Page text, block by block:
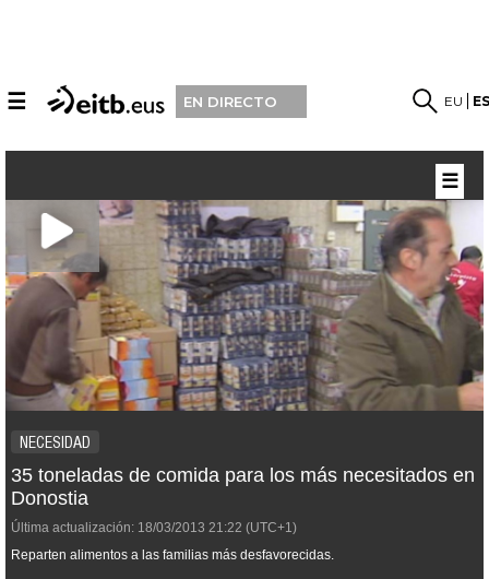
☰ EN DIRECTO EU
NECESIDAD
35 toneladas de comida para los más necesitados en
Donostia
Última actualización: 18/03/2013 21:22 (UTC+1)
Reparten alimentos a las familias más desfavorecidas.
☰